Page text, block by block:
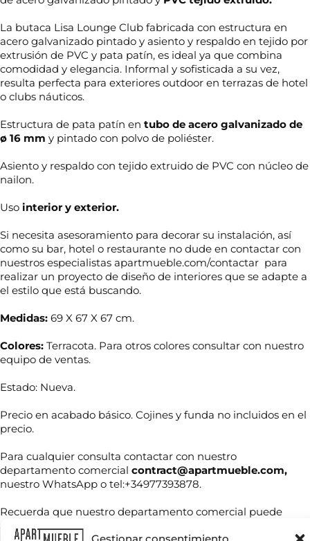
Gestionar consentimiento
La butaca Lisa Lounge Club fabricada con estructura en
acero galvanizado pintado y asiento y respaldo en tejido por
extrusión de PVC y pata patín, es ideal ya que combina
comodidad y elegancia. Informal y sofisticada a su vez,
resulta perfecta para exteriores outdoor en terrazas de hotel
o clubs náuticos.
Estructura de pata patín en tubo de acero galvanizado de
ø 16 mm y pintado con polvo de poliéster.
Asiento y respaldo con tejido extruido de PVC con núcleo de
nailon.
Uso interior y exterior.
Si necesita asesoramiento para decorar su instalación, así
como su bar, hotel o restaurante no dude en contactar con
nuestros especialistas apartmueble.com/contactar para
realizar un proyecto de diseño de interiores que se adapte a
el estilo que está buscando.
Medidas: 69 X 67 X 67 cm.
Colores: Terracota. Para otros colores consultar con nuestro
equipo de ventas.
Estado: Nueva.
Precio en acabado básico. Cojines y funda no incluidos en el
precio.
Para cualquier consulta contactar con nuestro
departamento comercial contract@apartmueble.com,
nuestro WhatsApp o tel:+34977393878.
Recuerda que nuestro departamento comercial puede
asesorarte en cualquier consulta sobre el producto más
N
o
b
r
e
*
T
e
é
o
C